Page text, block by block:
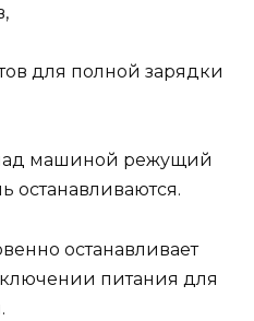
для полной зарядки
машиной режущий
останавливаются.
останавливает
питания для